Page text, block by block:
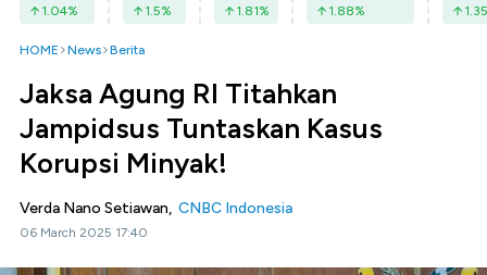
1.04% 1.5% 1.81% 1.88% 1.35
HOME News Berita
Jaksa Agung RI Titahkan
Jampidsus Tuntaskan Kasus
Korupsi Minyak!
Verda Nano Setiawan, CNBC Indonesia
06 March 2025 17:40